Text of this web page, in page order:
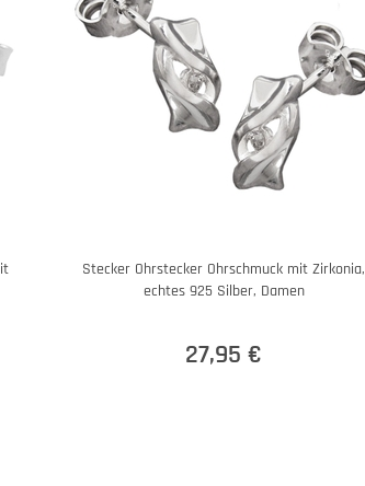
Stecker Ohrstecker Ohrschmuck mit Zirkonia,
echtes 925 Silber, Damen
27,95 €